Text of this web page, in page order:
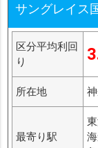
サングレイス
区分平均利回
り
所在地
最寄り駅